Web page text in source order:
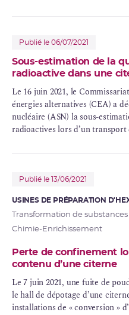
Publié le 06/07/2021
Sous-estimation de la
radioactive dans une
Le 16 juin 2021, le
énergies alternatives (CEA) a
nucléaire (ASN) la sous-
radioactives lors d’un
Publié le 13/06/2021
USINES DE PRÉPARATION
Transformation de
Chimie-Enrichissement
Perte de confinement
contenu d’une citerne
Le 7 juin 2021, une fuite de
le hall de dépotage d’une
installations de «conversion»